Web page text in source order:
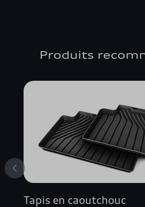
Produits
Tapis en caoutchouc